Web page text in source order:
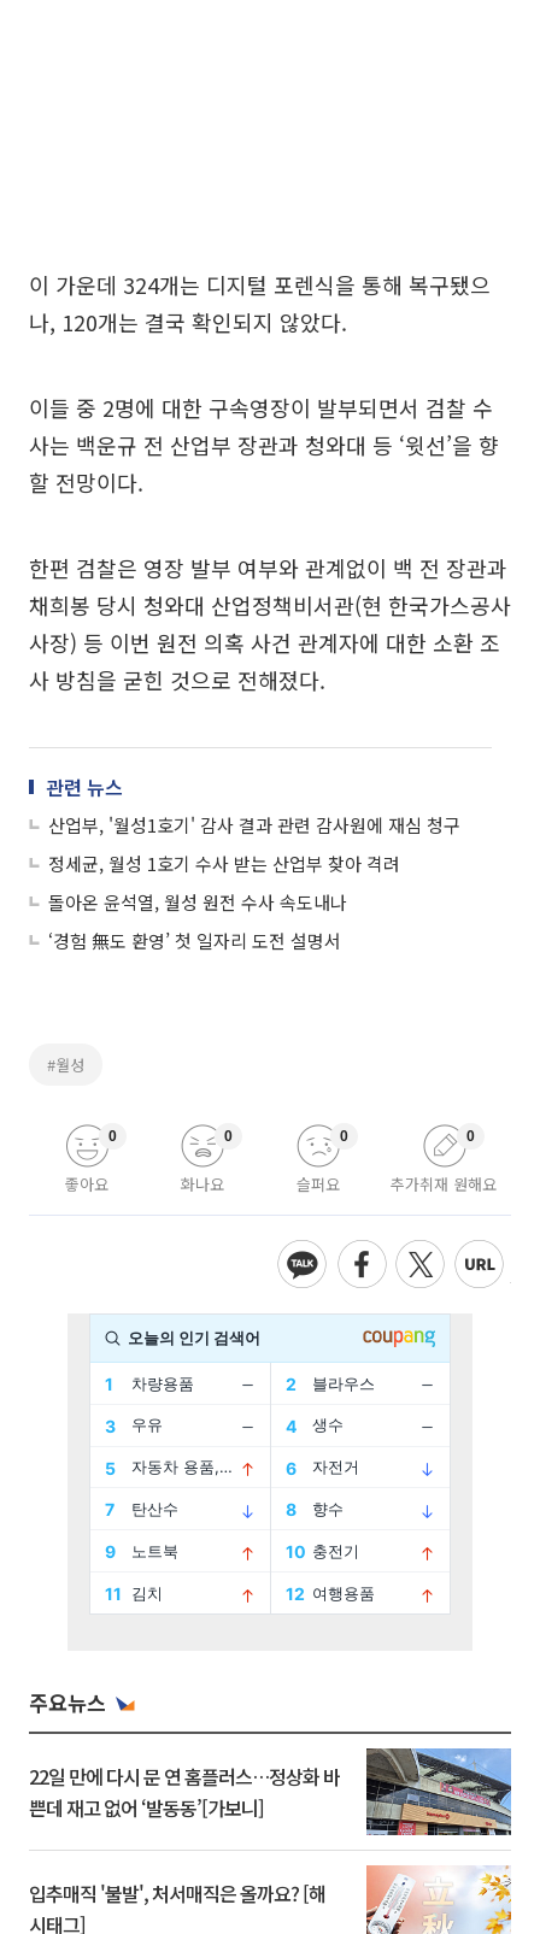
이 가운데 324개는 디지털 포렌식을 통해 복구됐으
나, 120개는 결국 확인되지 않았다.
이들 중 2명에 대한 구속영장이 발부되면서 검찰 수
사는 백운규 전 산업부 장관과 청와대 등 ‘윗선’을 향
할 전망이다.
한편 검찰은 영장 발부 여부와 관계없이 백 전 장관과
채희봉 당시 청와대 산업정책비서관(현 한국가스공사
사장) 등 이번 원전 의혹 사건 관계자에 대한 소환 조
사 방침을 굳힌 것으로 전해졌다.
관련 뉴스
산업부, '월성1호기' 감사 결과 관련 감사원에 재심 청구
정세균, 월성 1호기 수사 받는 산업부 찾아 격려
돌아온 윤석열, 월성 원전 수사 속도내나
‘경험 無도 환영’ 첫 일자리 도전 설명서
#월성
좋아요
0
화나요
0
슬퍼요
0
추가취재 원해요
0
주요뉴스
22일 만에 다시 문 연 홈플러스…정상화 바
쁜데 재고 없어 ‘발동동’[가보니]
입추매직 '불발', 처서매직은 올까요? [해
시태그]